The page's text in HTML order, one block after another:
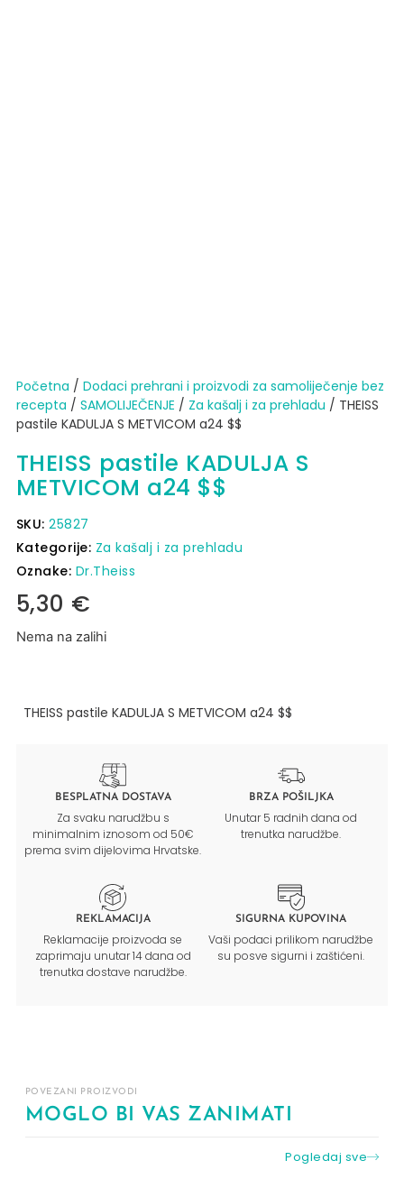
Početna / Dodaci prehrani i proizvodi za samoliječenje bez
recepta / SAMOLIJEČENJE / Za kašalj i za prehladu / THEISS
pastile KADULJA S METVICOM a24 $$
THEISS pastile KADULJA S
METVICOM a24 $$
SKU:25827
Kategorije: Za kašalj i za prehladu
Oznake: Dr.Theiss
5,30 €
Nema na zalihi
THEISS pastile KADULJA S METVICOM a24 $$
BESPLATNA DOSTAVA
Za svaku narudžbu s
minimalnim iznosom od 50€
prema svim dijelovima Hrvatske.
BRZA POŠILJKA
Unutar 5 radnih dana od
trenutka narudžbe.
REKLAMACIJA
Reklamacije proizvoda se
zaprimaju unutar 14 dana od
trenutka dostave narudžbe.
SIGURNA KUPOVINA
Vaši podaci prilikom narudžbe
su posve sigurni i zaštićeni.
POVEZANI PROIZVODI
MOGLO BI VAS ZANIMATI
Pogledaj sve